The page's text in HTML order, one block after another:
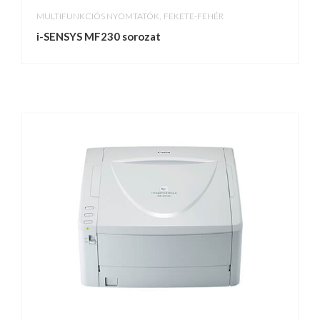
MULTIFUNKCIÓS NYOMTATÓK FEKETE-FEHÉR
i-SENSYS MF230 sorozat